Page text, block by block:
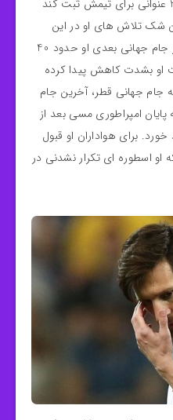
گروه آرژانتین در جام جهانی 2022 عنوانی برای تیمش ثبت کند
شک تلاش های او در این
راستا بدون نتیجه نخواهد بود. در جام جهانی بعدی او حدود 40
او بشدت کاهش پیدا کرده
جهانی قطر، آخرین جام
امپراطوری مسی بعد از
خواهد خورد. برای هواداران او قبول
او اسطوره ای تکرار نشدنی در